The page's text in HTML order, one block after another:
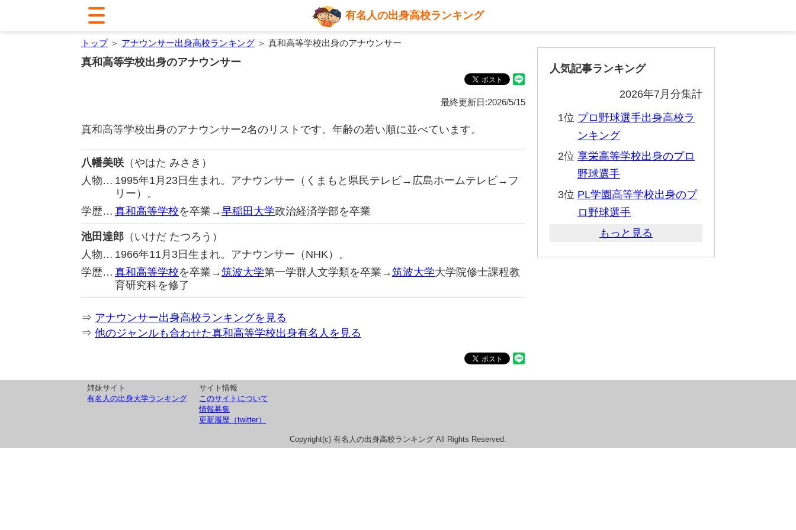
有名人の出身高校ランキング
トップ＞ アナウンサー出身高校ランキング ＞ 真和高等学校出身のアナウンサー
真和高等学校出身のアナウンサー
最終更新日:2026/5/15
真和高等学校出身のアナウンサー2名のリストです。年齢の若い順に並べています。
八幡美咲 （やはた みさき）
人物… 1995年1月23日生まれ。アナウンサー（くまもと県民テレビ→広島ホームテレビ→フ
リー）。
学歴… 真和高等学校を卒業→早稲田大学政治経済学部を卒業
池田達郎 （いけだ たつろう）
人物… 1966年11月3日生まれ。アナウンサー（NHK）。
学歴… 真和高等学校を卒業→筑波大学第一学群人文学類を卒業→筑波大学大学院修士課程教
育研究科を修了
⇒ アナウンサー出身高校ランキングを見る
⇒ 他のジャンルも合わせた真和高等学校出身有名人を見る
人気記事ランキング
2026年7月分集計
1位 プロ野球選手出身高校ラ
ンキング
2位 享栄高等学校出身のプロ
野球選手
3位 PL学園高等学校出身のプ
ロ野球選手
もっと見る
姉妹サイト
有名人の出身大学ランキング
サイト情報
このサイトについて
情報募集
更新履歴（twitter）
Copyright(c) 有名人の出身高校ランキング All Rights Reserved.